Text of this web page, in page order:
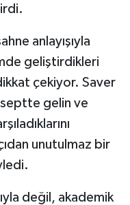
anlayışıyla
geliştirdikleri
dikkat çekiyor. Saver
gelin ve
unutulmaz bir
değil, akademik